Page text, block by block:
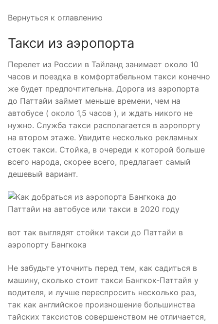
Вернуться к оглавлению
Такси из аэропорта
Перелет из России в Тайланд занимает около 10
часов и поездка в комфортабельном такси конечно
же будет предпочтительна. Дорога из аэропорта
до Паттайи займет меньше времени, чем на
автобусе ( около 1,5 часов ), и ждать никого не
нужно. Служба такси располагается в аэропорту
на втором этаже. Увидите несколько рекламных
стоек такси. Стойка, в очереди к которой больше
всего народа, скорее всего, предлагает самый
дешевый вариант.
вот так выглядят стойки такси до Паттайи в
аэропорту Бангкока
Не забудьте уточнить перед тем, как садиться в
машину, сколько стоит такси Бангкок-Паттайя у
водителя, и лучше переспросить несколько раз,
так как английское произношение большинства
тайских таксистов совершенством не отличается,